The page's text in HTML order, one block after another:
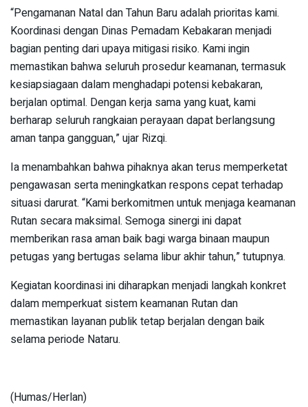
“Pengamanan Natal dan Tahun Baru adalah prioritas kami.
Koordinasi dengan Dinas Pemadam Kebakaran menjadi
bagian penting dari upaya mitigasi risiko. Kami ingin
memastikan bahwa seluruh prosedur keamanan, termasuk
kesiapsiagaan dalam menghadapi potensi kebakaran,
berjalan optimal. Dengan kerja sama yang kuat, kami
berharap seluruh rangkaian perayaan dapat berlangsung
aman tanpa gangguan,” ujar Rizqi.
Ia menambahkan bahwa pihaknya akan terus memperketat
pengawasan serta meningkatkan respons cepat terhadap
situasi darurat. “Kami berkomitmen untuk menjaga keamanan
Rutan secara maksimal. Semoga sinergi ini dapat
memberikan rasa aman baik bagi warga binaan maupun
petugas yang bertugas selama libur akhir tahun,” tutupnya.
Kegiatan koordinasi ini diharapkan menjadi langkah konkret
dalam memperkuat sistem keamanan Rutan dan
memastikan layanan publik tetap berjalan dengan baik
selama periode Nataru.
(Humas/Herlan)